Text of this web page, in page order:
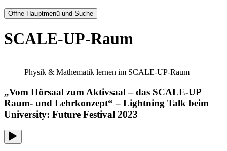
Öffne Hauptmenü und Suche
SCALE-UP-Raum
Physik & Mathematik lernen im SCALE-UP-Raum
„Vom Hörsaal zum Aktivsaal – das SCALE-UP
Raum- und Lehrkonzept“ – Lightning Talk beim
University: Future Festival 2023